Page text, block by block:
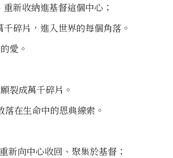
新收納進基督這個中心；
碎片，進入世界的每個角落。
愛。
裂成萬千碎片。
在生命中的恩典線索。
向中心收回、聚集於基督；